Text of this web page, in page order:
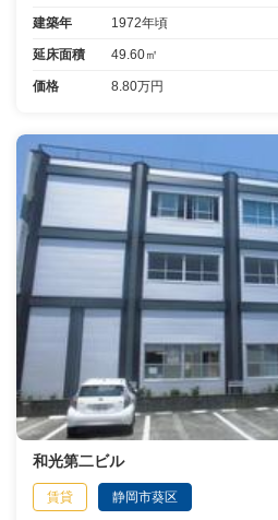
建築年 1972年頃
延床面積 49.60㎡
価格 8.80万円
和光第二ビル
賃貸 静岡市葵区